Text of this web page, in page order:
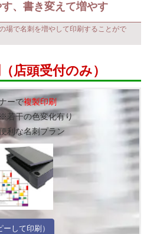
、書き変えて増やす
場で名刺を増やして印刷することがで
店頭受付のみ）
ーで複製印刷
若干の色変化有り
利な名刺プラン
して印刷）